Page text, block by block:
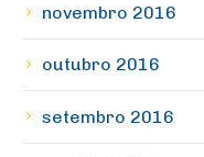
novembro 2016
outubro 2016
setembro 2016